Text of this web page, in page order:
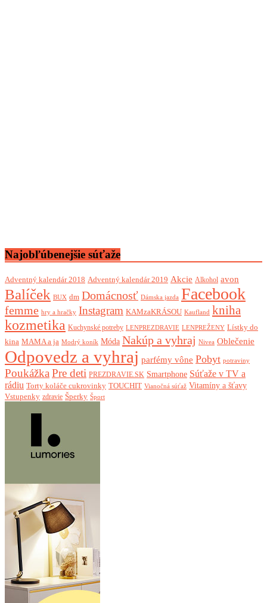
Najobľúbenejšie súťaže
Adventný kalendár 2018 Adventný kalendár 2019 Akcie Alkohol avon
Balíček BUX dm Domácnosť Dámska jazda Facebook
femme hry a hračky Instagram KAMzaKRÁSOU Kaufland kniha
kozmetika Kuchynské potreby LENPREZDRAVIE LENPREŽENY Lístky do
kina MAMA a ja Modrý koník Móda Nakúp a vyhraj Nivea Oblečenie
Odpovedz a vyhraj parfémy vône Pobyt potraviny
Poukážka Pre deti PREZDRAVIE.SK Smartphone Súťaže v TV a
rádiu Torty koláče cukrovinky TOUCHIT Vianočná súťaž Vitamíny a šťavy
Vstupenky zdravie Šperky Šport